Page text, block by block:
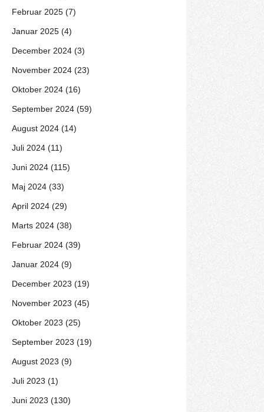
Februar 2025 (7)
Januar 2025 (4)
December 2024 (3)
November 2024 (23)
Oktober 2024 (16)
September 2024 (59)
August 2024 (14)
Juli 2024 (11)
Juni 2024 (115)
Maj 2024 (33)
April 2024 (29)
Marts 2024 (38)
Februar 2024 (39)
Januar 2024 (9)
December 2023 (19)
November 2023 (45)
Oktober 2023 (25)
September 2023 (19)
August 2023 (9)
Juli 2023 (1)
Juni 2023 (130)